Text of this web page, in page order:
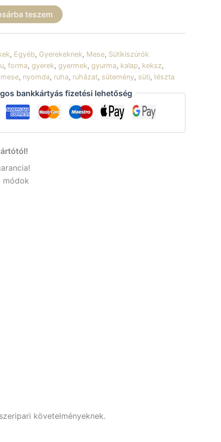
teszem
, Egyéb, Gyerekeknek, Mese, Sütikiszúrók
, forma, gyerek, gyermek, gyurma, kalap, keksz,
mese, nyomda, ruha, ruházat, sütemény, süti, tészta
bankkártyás fizetési lehetőség
módok
követelményeknek.